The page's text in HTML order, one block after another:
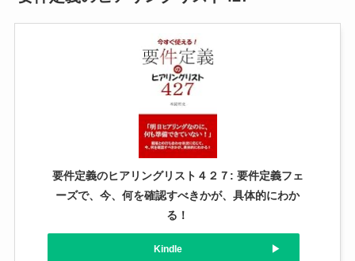
要件定義のヒアリングリスト４２７: 要件定義フェ
ーズで、今、何を確認すべきかが、具体的にわか
る！
Kindle